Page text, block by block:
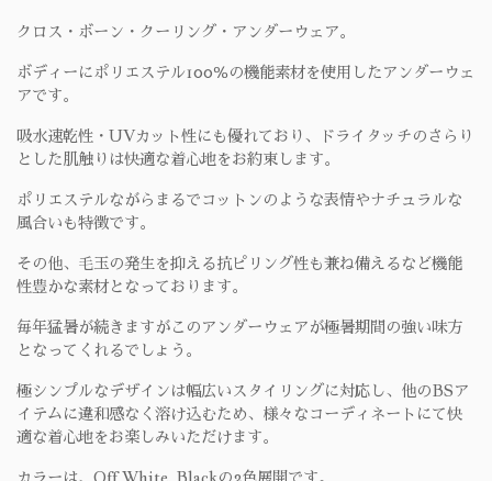
クロス・ボーン・クーリング・アンダーウェア。
ボディーにポリエステル100％の機能素材を使用したアンダーウェ
アです。
吸水速乾性・UVカット性にも優れており、ドライタッチのさらり
とした肌触りは快適な着心地をお約束します。
ポリエステルながらまるでコットンのような表情やナチュラルな
風合いも特徴です。
その他、毛玉の発生を抑える抗ピリング性も兼ね備えるなど機能
性豊かな素材となっております。
毎年猛暑が続きますがこのアンダーウェアが極暑期間の強い味方
となってくれるでしょう。
極シンプルなデザインは幅広いスタイリングに対応し、他のBSア
イテムに違和感なく溶け込むため、様々なコーディネートにて快
適な着心地をお楽しみいただけます。